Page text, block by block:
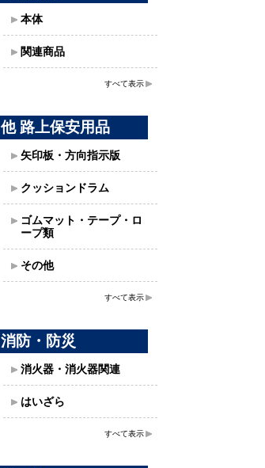
本体
関連商品
すべて表示
他 路上保安用品
矢印板・方向指示版
クッションドラム
ゴムマット・テープ・ロ
ープ類
その他
すべて表示
消防・防災
消火器・消火器関連
はいざら
すべて表示